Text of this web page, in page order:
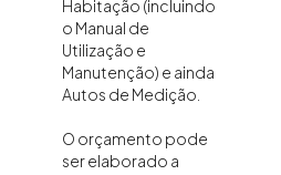
Habitação (incluindo
o Manual de
Utilização e
Manutenção) e ainda
Autos de Medição.
O orçamento pode
ser elaborado a